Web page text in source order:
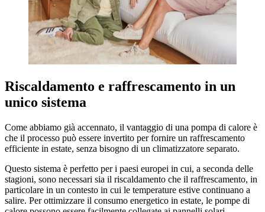
Riscaldamento e raffrescamento in un
unico sistema
Come abbiamo già accennato, il vantaggio di una pompa di calore è
che il processo può essere invertito per fornire un raffrescamento
efficiente in estate, senza bisogno di un climatizzatore separato.
Questo sistema è perfetto per i paesi europei in cui, a seconda delle
stagioni, sono necessari sia il riscaldamento che il raffrescamento, in
particolare in un contesto in cui le temperature estive continuano a
salire. Per ottimizzare il consumo energetico in estate, le pompe di